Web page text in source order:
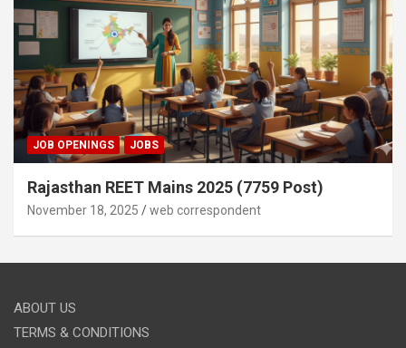
JOB OPENINGS JOBS
Rajasthan REET Mains 2025 (7759 Post)
November 18, 2025 web correspondent
ABOUT US
TERMS & CONDITIONS